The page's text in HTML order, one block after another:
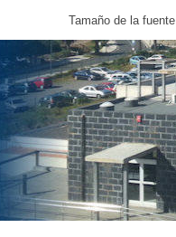
Tamaño de la fuente